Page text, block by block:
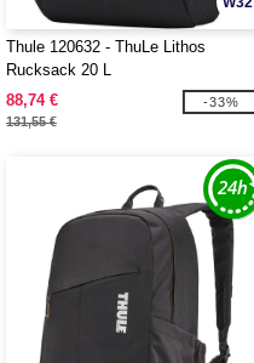
Thule 120632 - ThuLe Lithos
Rucksack 20 L
88,74 €
131,55 €
-33%